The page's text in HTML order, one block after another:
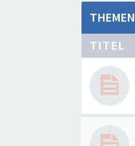
THEMEN
TITEL